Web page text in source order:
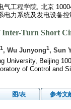
气工程学院, 北京
电力系统及发电设备
Turn Short
1, Wu Junyong1, Sun
University, Beijing
of Control and
图/表 参考文